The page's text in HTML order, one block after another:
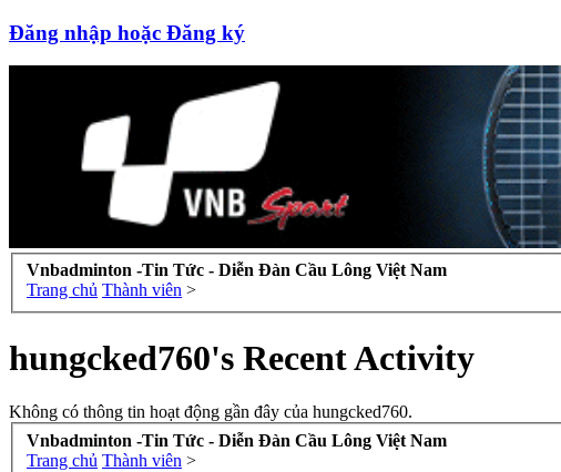
Đăng nhập hoặc Đăng ký
Vnbadminton -Tin Tức - Diễn Đàn Cầu Lông Việt Nam
Trang chủ Thành viên >
hungcked760's Recent Activity
Không có thông tin hoạt động gần đây của hungcked760.
Vnbadminton -Tin Tức - Diễn Đàn Cầu Lông Việt Nam
Trang chủ Thành viên >